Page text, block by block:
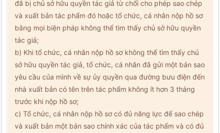
đã bị chủ sở hữu quyền tác giả từ chối cho phép sao chép
và xuất bản tác phẩm đó hoặc tổ chức, cá nhân nộp hồ sơ
bằng mọi biện pháp không thể tìm thấy chủ sở hữu quyền
tác giả;
b) Khi tổ chức, cá nhân nộp hồ sơ không thể tìm thấy chủ
sở hữu quyền tác giả, tổ chức, cá nhân đã gửi một bản sao
yêu cầu của mình về sự ủy quyền qua đường bưu điện đến
nhà xuất bản có tên trên tác phẩm không ít hơn 3 tháng
trước khi nộp hồ sơ;
c) Tổ chức, cá nhân nộp hồ sơ có đủ năng lực để sao chép
và xuất bản một bản sao chính xác của tác phẩm và có đủ